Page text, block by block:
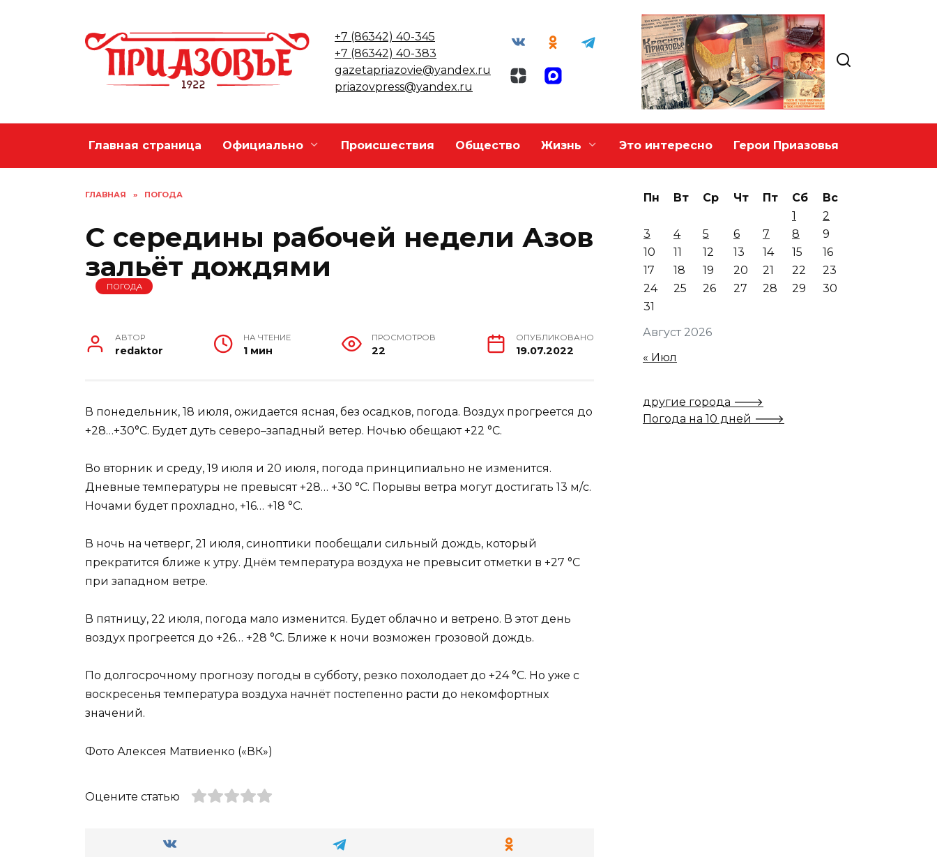
+7 (86342) 40-345
+7 (86342) 40-383
gazetapriazovie@yandex.ru
priazovpress@yandex.ru
Главная страница Официально Происшествия Общество Жизнь Это интересно Герои Приазовья
ГЛАВНАЯ » ПОГОДА
С середины рабочей недели Азов
зальёт дождями
ПОГОДА
АВТОР
redaktor
НА ЧТЕНИЕ
1 мин
ПРОСМОТРОВ
22
ОПУБЛИКОВАНО
19.07.2022
В понедельник, 18 июля, ожидается ясная, без осадков, погода. Воздух прогреется до
+28…+30°С. Будет дуть северо–западный ветер. Ночью обещают +22 °С.
Во вторник и среду, 19 июля и 20 июля, погода принципиально не изменится.
Дневные температуры не превысят +28… +30 °С. Порывы ветра могут достигать 13 м/с.
Ночами будет прохладно, +16… +18 °С.
В ночь на четверг, 21 июля, синоптики пообещали сильный дождь, который
прекратится ближе к утру. Днём температура воздуха не превысит отметки в +27 °С
при западном ветре.
В пятницу, 22 июля, погода мало изменится. Будет облачно и ветрено. В этот день
воздух прогреется до +26… +28 °С. Ближе к ночи возможен грозовой дождь.
По долгосрочному прогнозу погоды в субботу, резко похолодает до +24 °С. Но уже с
воскресенья температура воздуха начнёт постепенно расти до некомфортных
значений.
Фото Алексея Матвиенко («ВК»)
Оцените статью
Август 2026
Пн Вт Ср Чт Пт Сб
Вс
1
2
3
4 5 6 7 8
9
10
11 12 13 14 15
16
17
18 19 20 21 22
23
24
25 26 27 28 29
30
31
« Июл
другие города 🡒
Погода на 10 дней 🡒